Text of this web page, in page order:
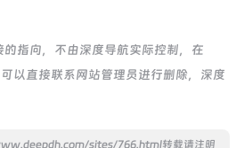
指向，不由深度导航实际控制，在
以直接联系网站管理员进行删除，深度
sites/766.html转载请注明